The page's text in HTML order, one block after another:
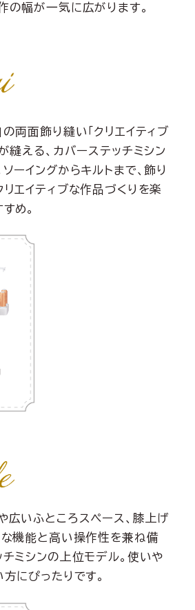
の幅が一気に広がります。
両面飾り縫い「クリエイティブ
縫える、カバーステッチミシン
ーイングからキルトまで、飾り
エイティブな作品づくりを楽
め。
広いふところスペース、膝上げ
な機能と高い操作性を兼ね備
ミシンの上位モデル。使いや
にぴったりです。